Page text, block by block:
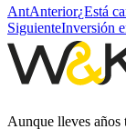
AntAnterior¿Está
SiguienteInversión
Aunque lleves años